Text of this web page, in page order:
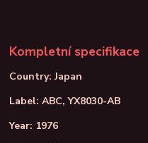
Kompletní specifikace
Country: Japan
Label: ABC, YX8030-AB
Year: 1976